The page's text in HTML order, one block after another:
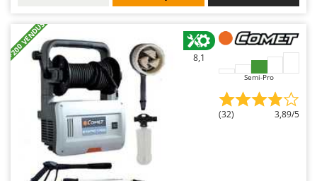
Nilfisk
Ninja
Novatec
Novital
NuAir
NuovaFac
Officine Savioli
+200 VENDUS 8,1
Semi-Pro
(32) 3,89/5